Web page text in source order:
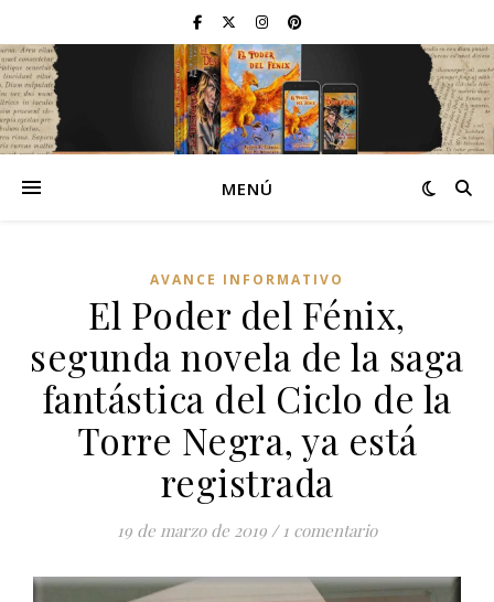
MENÚ
AVANCE INFORMATIVO
El Poder del Fénix,
segunda novela de la saga
fantástica del Ciclo de la
Torre Negra, ya está
registrada
19 de marzo de 2019 / 1 comentario